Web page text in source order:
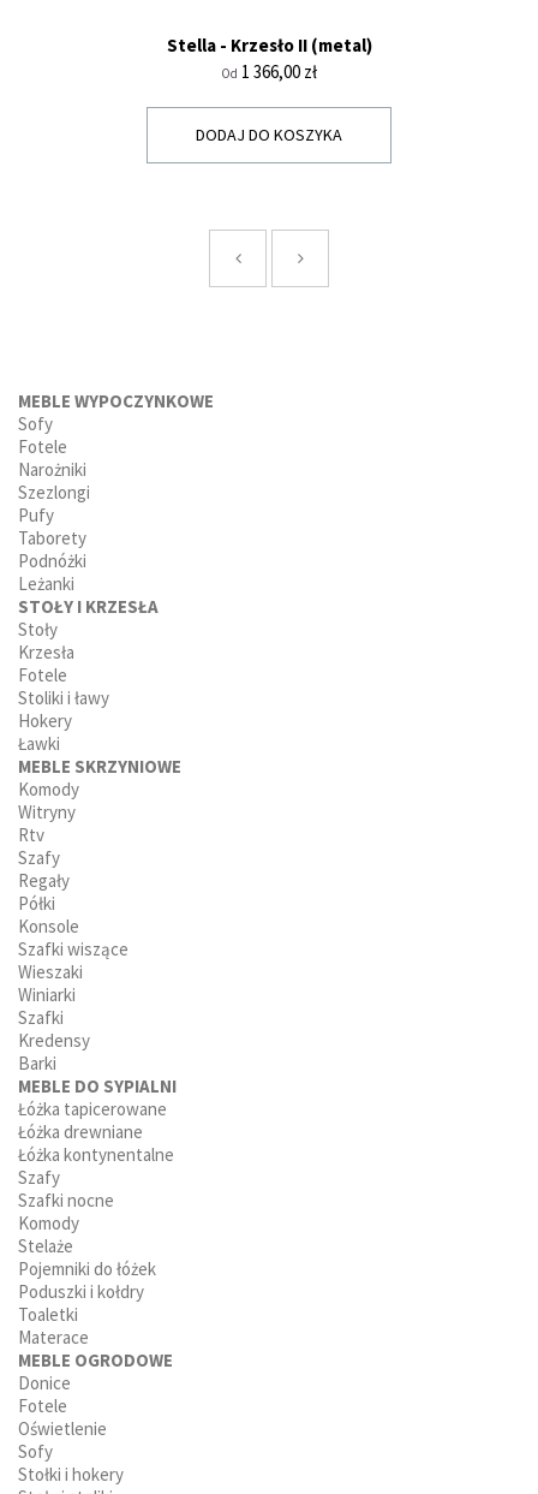
Stella - Krzesło II (metal)
Od Cena
1 366,00 zł
DODAJ DO KOSZYKA
MEBLE WYPOCZYNKOWE
Sofy
Fotele
Narożniki
Szezlongi
Pufy
Taborety
Podnóżki
Leżanki
STOŁY I KRZESŁA
Stoły
Krzesła
Fotele
Stoliki i ławy
Hokery
Ławki
MEBLE SKRZYNIOWE
Komody
Witryny
Rtv
Szafy
Regały
Półki
Konsole
Szafki wiszące
Wieszaki
Winiarki
Szafki
Kredensy
Barki
MEBLE DO SYPIALNI
Łóżka tapicerowane
Łóżka drewniane
Łóżka kontynentalne
Szafy
Szafki nocne
Komody
Stelaże
Pojemniki do łóżek
Poduszki i kołdry
Toaletki
Materace
MEBLE OGRODOWE
Donice
Fotele
Oświetlenie
Sofy
Stołki i hokery